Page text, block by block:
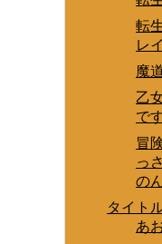
転
レ
魔
乙
で
冒
っ
の
タイト
あ